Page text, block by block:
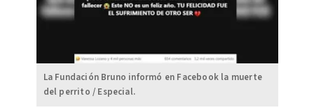
La Fundación Bruno informó en Facebook la muerte
del perrito / Especial.